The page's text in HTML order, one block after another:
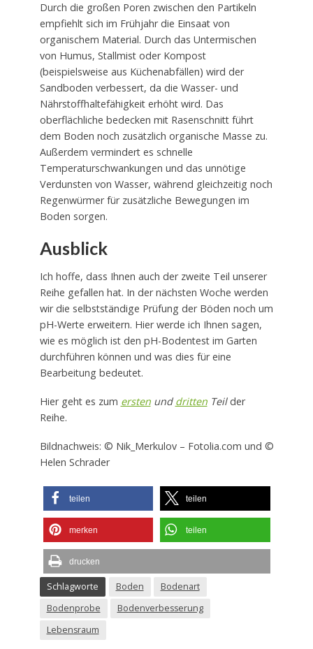
Durch die großen Poren zwischen den Partikeln
empfiehlt sich im Frühjahr die Einsaat von
organischem Material. Durch das Untermischen
von Humus, Stallmist oder Kompost
(beispielsweise aus Küchenabfällen) wird der
Sandboden verbessert, da die Wasser- und
Nährstoffhaltefähigkeit erhöht wird. Das
oberflächliche bedecken mit Rasenschnitt führt
dem Boden noch zusätzlich organische Masse zu.
Außerdem vermindert es schnelle
Temperaturschwankungen und das unnötige
Verdunsten von Wasser, während gleichzeitig noch
Regenwürmer für zusätzliche Bewegungen im
Boden sorgen.
Ausblick
Ich hoffe, dass Ihnen auch der zweite Teil unserer
Reihe gefallen hat. In der nächsten Woche werden
wir die selbstständige Prüfung der Böden noch um
pH-Werte erweitern. Hier werde ich Ihnen sagen,
wie es möglich ist den pH-Bodentest im Garten
durchführen können und was dies für eine
Bearbeitung bedeutet.
Hier geht es zum erstenund drittenTeilder
Reihe.
Bildnachweis: © Nik_Merkulov – Fotolia.com und ©
Helen Schrader
teilen teilen
merken teilen
drucken
Schlagworte Boden
Bodenart
Bodenprobe
Bodenverbesserung
Lebensraum